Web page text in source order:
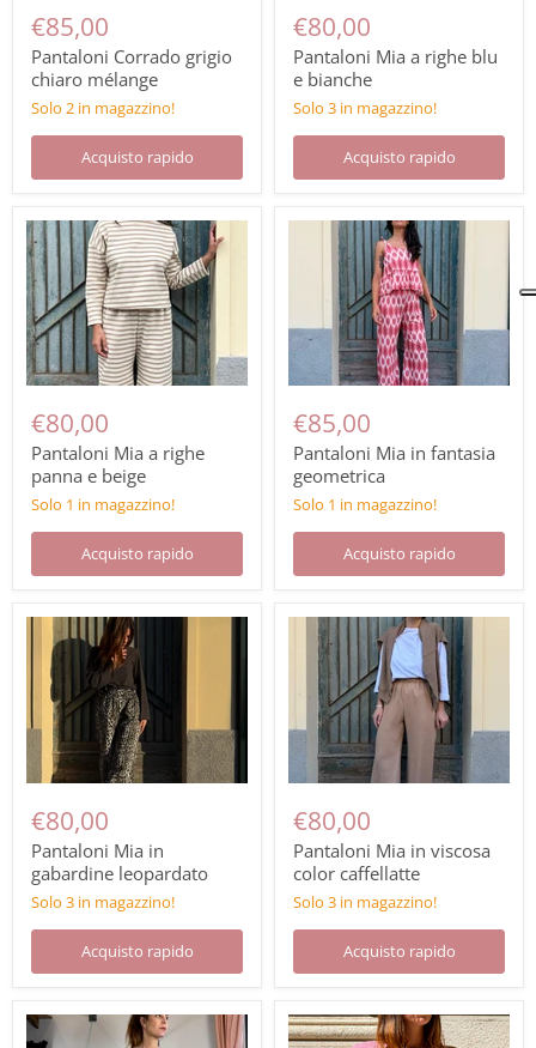
€85,00
Pantaloni Corrado grigio
chiaro mélange
Solo 2 in magazzino!
Acquisto rapido
€80,00
Pantaloni Mia a righe blu
e bianche
Solo 3 in magazzino!
Acquisto rapido
€80,00
Pantaloni Mia a righe
panna e beige
Solo 1 in magazzino!
Acquisto rapido
€85,00
Pantaloni Mia in fantasia
geometrica
Solo 1 in magazzino!
Acquisto rapido
€80,00
Pantaloni Mia in
gabardine leopardato
Solo 3 in magazzino!
Acquisto rapido
€80,00
Pantaloni Mia in viscosa
color caffellatte
Solo 3 in magazzino!
Acquisto rapido